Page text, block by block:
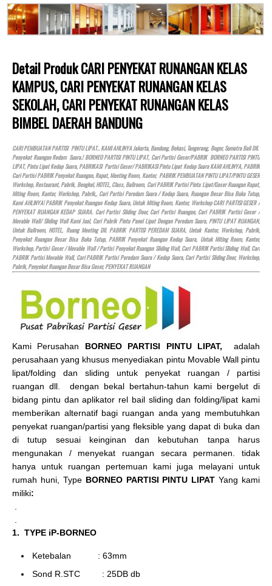
Detail Produk CARI PENYEKAT RUNANGAN KELAS
KAMPUS, CARI PENYEKAT RUNANGAN KELAS
SEKOLAH, CARI PENYEKAT RUNANGAN KELAS
BIMBEL DAERAH BANDUNG
CARI PEMBUATAN PARTISI PINTU LIPAT.. KAMI AHLINYA Jakarta, Bandung, Bekasi, Tangerang, Bogor, Sumatra Bali Dll.
Penyekat Ruangan Redam Suara.! BORNEO PARTISI PINTU LIPAT, Cari Partisi Geser/PABRIK BORNEO PARTISI PINTU
LIPAT, Pintu Lipat Kedap Suara, PABRIKASI Partisi Geser/ PABRIKASI Pintu Lipat Kedap Suara KAMI AHLINYA, PABRIK
Cari Partisi PABRIK Penyekat Ruangan, Rapat, Meeting Room, Kantor, PABRIK PEMBUATAN PINTU LIPAT/PINTU GESER
Workshop, Restaurant, Pabrik, Bengkel,HOTEL, Class, Ballroom, Cari PABRIK Partisi Pintu Lipat/Geser Ruangan Rapat,
Miting Room, Kantor, Workshop, Pabrik,, Cari Partisi Peredam Suara / Kedap Suara, Ruangan Besar Bisa Buka Tutup,
Kami AHLINYA! PABRIK Penyekat Ruangan Kedap Suara, Untuk Miting Room, Kantor, Workshop CARI PARTISI GESER /
PENYEKAT RUANGAN KEDAP SUARA. Cari Partisi Sliding Door, Cari Partisi Ruangan, Cari PABRIK Partisi Geser /
Movable Wall/ Sliding Wall Kami Jual, Cari Pabrik Pintu Panel Lipat Dengan Peredam Suara, PINTU LIPAT RUANGAN,
Untuk Ballroom,HOTEL, Ruang Meeting Dll. PABRIK PARTISI PEREDAM SUARA, Untuk Kantor, Workshop, Pabrik,
Penyekat Ruangan Besar Bisa Buka Tutup, PABRIK Penyekat Ruangan Kedap Suara, Untuk Miting Room, Kantor,
Workshop, Partisi Geser / Movable Wall / Partisi Penyekat Ruangan Sliding Wall, Cari PABRIK Partisi Sliding Wall, Cari
PABRIK Partisi Movable Wall, Cari PABRIK Partisi Peredam Suara / Kedap Suara, Cari Partisi Sliding Door, Workshop,
Pabrik, Penyekat Ruangan Besar Bisa Geser, PENYEKAT RUANGAN
Kami Perusahan BORNEO PARTISI PINTU LIPAT, adalah
perusahaan yang khusus menyediakan pintu Movable Wall pintu
lipat/folding dan sliding untuk penyekat ruangan / partisi
ruangan dll. dengan bekal bertahun-tahun kami bergelut di
bidang pintu dan aplikator rel bail sliding dan folding/lipat kami
memberikan alternatif bagi ruangan anda yang membutuhkan
penyekat ruangan/partisi yang fleksible yang dapat di buka dan
di tutup sesuai keinginan dan kebutuhan tanpa harus
mengunakan / menyekat ruangan secara permanen. tidak
hanya untuk ruangan pertemuan kami juga melayani untuk
rumah huni, Type BORNEO PARTISI PINTU LIPAT Yang kami
miliki:
1. TYPE iP-BORNEO
Ketebalan : 63mm
Sond R.STC : 25DB db